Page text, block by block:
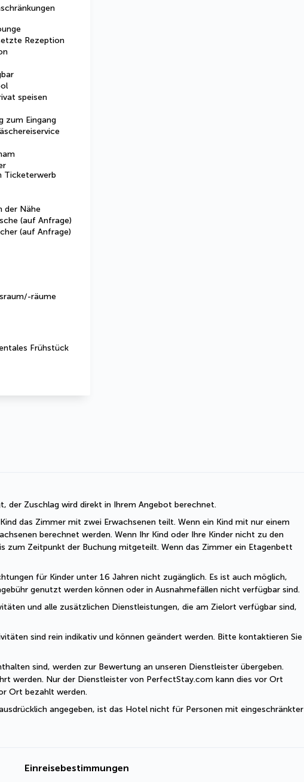
Rezeption
speisen
zum Eingang
Ticketerwerb
der Nähe
(auf Anfrage)
(auf Anfrage)
räume
Frühstück
der Zuschlag wird direkt in Ihrem Angebot berechnet.
das Zimmer mit zwei Erwachsenen teilt. Wenn ein Kind mit nur einem
berechnet werden. Wenn Ihr Kind oder Ihre Kinder nicht zu den
zum Zeitpunkt der Buchung mitgeteilt. Wenn das Zimmer ein Etagenbett
für Kinder unter 16 Jahren nicht zugänglich. Es ist auch möglich,
genutzt werden können oder in Ausnahmefällen nicht verfügbar sind.
und alle zusätzlichen Dienstleistungen, die am Zielort verfügbar sind,
sind rein indikativ und können geändert werden. Bitte kontaktieren Sie
sind, werden zur Bewertung an unseren Dienstleister übergeben.
werden. Nur der Dienstleister von PerfectStay.com kann dies vor Ort
Ort bezahlt werden.
angegeben, ist das Hotel nicht für Personen mit eingeschränkter
Einreisebestimmungen